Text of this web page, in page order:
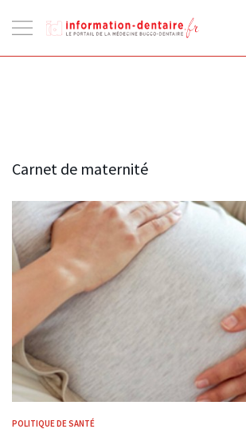
la
Carnet de maternité
POLITIQUE DE SANTÉ